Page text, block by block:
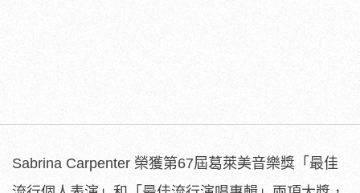
Sabrina Carpenter 榮獲第67屆葛萊美音樂獎「最佳